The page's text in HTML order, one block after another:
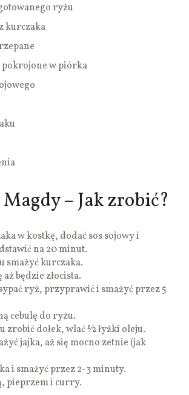
ryżu
kurczaka
pokrojone w piórka
– Jak zrobić?
w kostkę, dodać sos sojowy i
na 20 minut.
smażyć kurczaka.
aż będzie złocista.
ryż, przyprawić i smażyć przez 5
cebulę do ryżu.
zrobić dołek, wlać ½ łyżki oleju.
jajka, aż się mocno zetnie (jak
i smażyć przez 2-3 minuty.
pieprzem i curry.